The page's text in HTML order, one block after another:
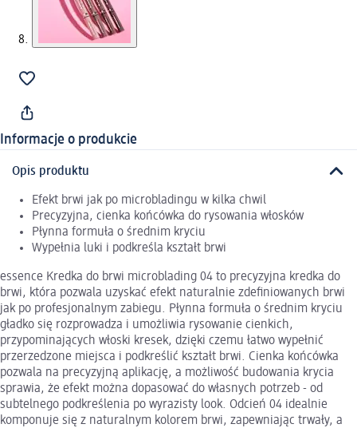
Informacje o produkcie
Opis produktu
Efekt brwi jak po microbladingu w kilka chwil
Precyzyjna, cienka końcówka do rysowania włosków
Płynna formuła o średnim kryciu
Wypełnia luki i podkreśla kształt brwi
essence Kredka do brwi microblading 04 to precyzyjna kredka do
brwi, która pozwala uzyskać efekt naturalnie zdefiniowanych brwi
jak po profesjonalnym zabiegu. Płynna formuła o średnim kryciu
gładko się rozprowadza i umożliwia rysowanie cienkich,
przypominających włoski kresek, dzięki czemu łatwo wypełnić
przerzedzone miejsca i podkreślić kształt brwi. Cienka końcówka
pozwala na precyzyjną aplikację, a możliwość budowania krycia
sprawia, że efekt można dopasować do własnych potrzeb - od
subtelnego podkreślenia po wyrazisty look. Odcień 04 idealnie
komponuje się z naturalnym kolorem brwi, zapewniając trwały, a